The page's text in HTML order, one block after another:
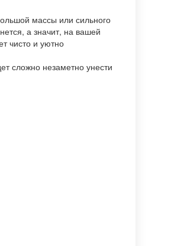
массы или сильного
а значит, на вашей
чисто и уютно
сложно незаметно унести